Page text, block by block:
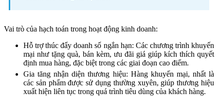
Vai trò của hạch toán trong hoạt động kinh doanh:
Hỗ trợ thúc đẩy doanh số ngắn hạn: Các chương trình khuyến
mại như tặng quà, bán kèm, ưu đãi giá giúp kích thích quyết
định mua hàng, đặc biệt trong các giai đoạn cao điểm.
Gia tăng nhận diện thương hiệu: Hàng khuyến mại, nhất là
các sản phẩm được sử dụng thường xuyên, giúp thương hiệu
xuất hiện liên tục trong quá trình tiêu dùng của khách hàng.